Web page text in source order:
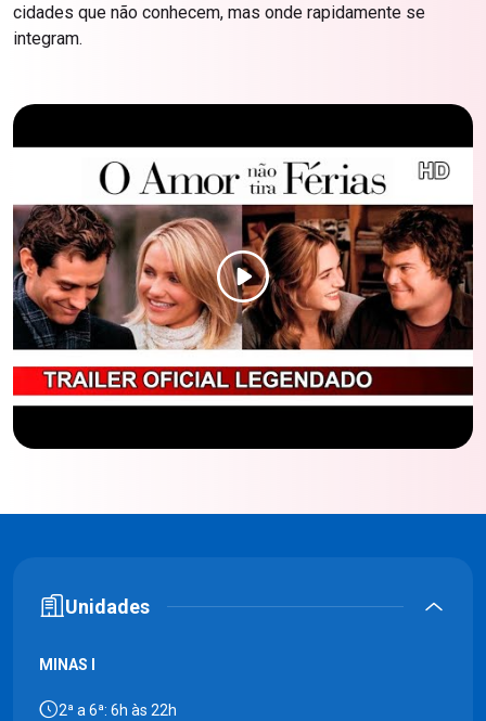
cidades que não conhecem, mas onde rapidamente se
integram.
Unidades
MINAS I
2ª a 6ª: 6h às 22h